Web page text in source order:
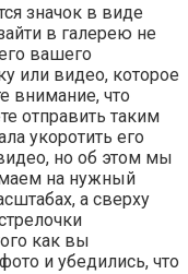
значок в виде
в галерею не
вашего
или видео, которое
внимание, что
отправить таким
укоротить его
но об этом мы
на нужный
а сверху
как вы
и убедились, что